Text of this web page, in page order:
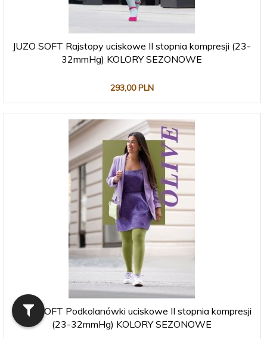
JUZO SOFT Rajstopy uciskowe II stopnia kompresji (23-
32mmHg) KOLORY SEZONOWE
293,00 PLN
JUZO SOFT Podkolanówki uciskowe II stopnia kompresji
(23-32mmHg) KOLORY SEZONOWE